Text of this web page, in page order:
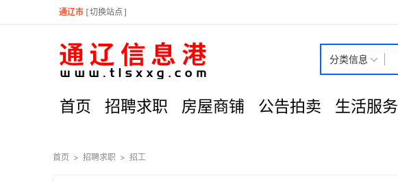
通辽市 [切换站点 ]
分类信息
首页 招聘求职 房屋商铺 公告拍卖 生活服务
首页 > 招聘求职 > 招工